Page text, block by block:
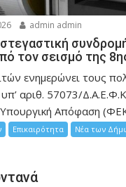
admin admin
στεγαστική
τον σεισμό της
ενημερώνει τους
υπ’ αριθ. 57073/
Απόφαση
Επικαιρότητα Νέα των